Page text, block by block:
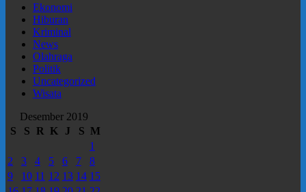
Ekonomi
Hiburan
Kriminal
News
Olahraga
Politik
Uncategorized
Wisata
Desember 2019
S
S R K J S M
1
2
3 4 5 6 7
8
9
10 11 12 13 14 15